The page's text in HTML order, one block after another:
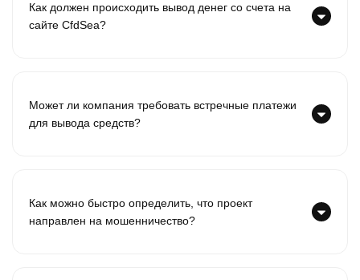
Как должен происходить вывод денег со счета на
сайте CfdSea?
Может ли компания требовать встречные платежи
для вывода средств?
Как можно быстро определить, что проект
направлен на мошенничество?